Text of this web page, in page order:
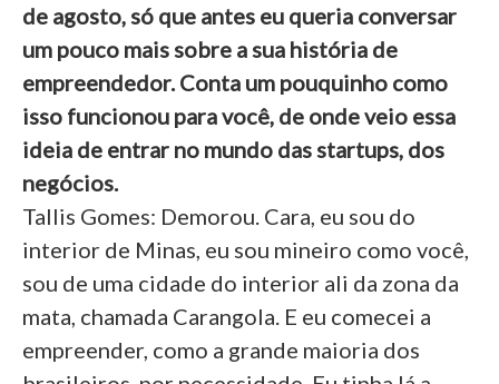
de agosto, só que antes eu queria conversar
um pouco mais sobre a sua história de
empreendedor. Conta um pouquinho como
isso funcionou para você, de onde veio essa
ideia de entrar no mundo das startups, dos
negócios.
Tallis Gomes: Demorou. Cara, eu sou do
interior de Minas, eu sou mineiro como você,
sou de uma cidade do interior ali da zona da
mata, chamada Carangola. E eu comecei a
empreender, como a grande maioria dos